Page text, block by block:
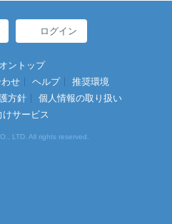
ログイン
ントップ
せ ヘルプ
推奨環境
方針
個人情報の取り扱い
けサービス
LTD. All rights reserved.